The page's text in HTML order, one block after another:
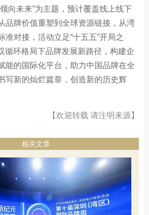
向未来”为主题，预计覆盖线上线下
品牌价值重塑到全球资源链接，从湾
准对接，活动立足“十五五”开局之
循环格局下品牌发展新路径，构建企
能的国际化平台，助力中国品牌在全
写新的灿烂篇章，创造新的历史辉
【欢迎转载 请注明来源】
相关文章